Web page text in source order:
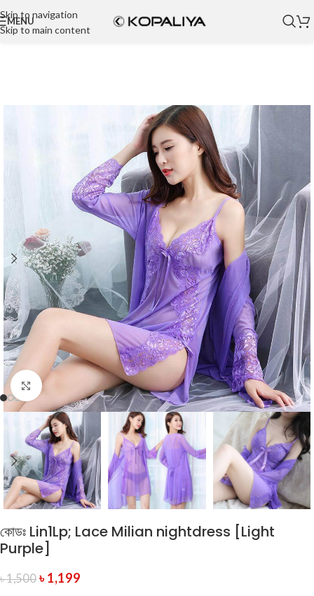
Skip to navigation
Skip to main content
MENU
Click to enlarge
কোডঃ Lin1Lp; Lace Milian nightdress [Light
Purple]
৳1,500 ৳1,199